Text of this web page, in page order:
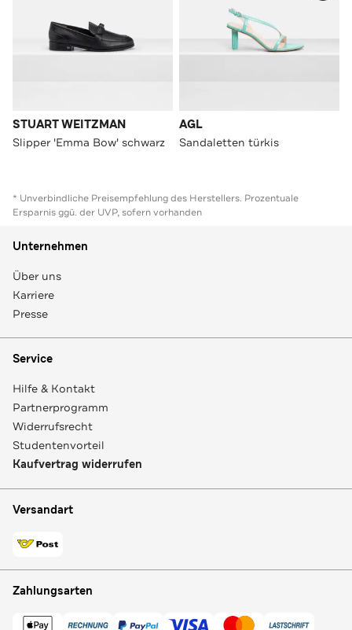
STUART WEITZMAN
Slipper 'Emma Bow' schwarz
AGL
Sandaletten türkis
* Unverbindliche Preisempfehlung des Herstellers. Prozentuale
Ersparnis ggü. der UVP, sofern vorhanden
Unternehmen
Über uns
Karriere
Presse
Service
Hilfe & Kontakt
Partnerprogramm
Widerrufsrecht
Studentenvorteil
Kaufvertrag widerrufen
Versandart
Zahlungsarten